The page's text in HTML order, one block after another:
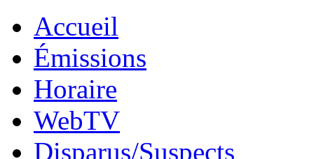
Accueil
Émissions
Horaire
WebTV
Disparus/Suspects